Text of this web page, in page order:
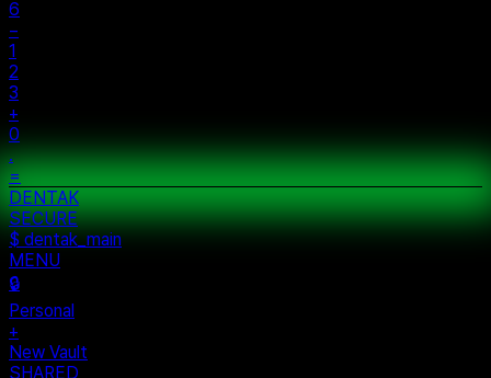
6
−
1
2
3
+
0
.
=
$ auth...
$ vault --ok
DENTAK
ACCESS OK
DENTAK
SECURE
$ dentak_main
MENU
🔒